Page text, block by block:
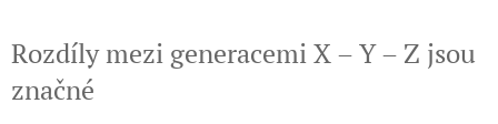
Rozdíly mezi generacemi X – Y – Z jsou
značné